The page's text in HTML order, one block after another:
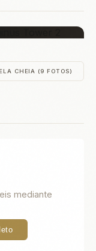
CHEIA (9 FOTOS)
mediante